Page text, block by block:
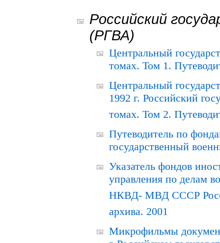
Российский
(РГВА)
Центральный
томах. Том 1.
Центральный
1992 г. Российский
томах. Том 2.
Путеводитель по
государственный
Указатель фондов
управления по делам
НКВД- МВД СССР
архива. 2001
Микрофильмы